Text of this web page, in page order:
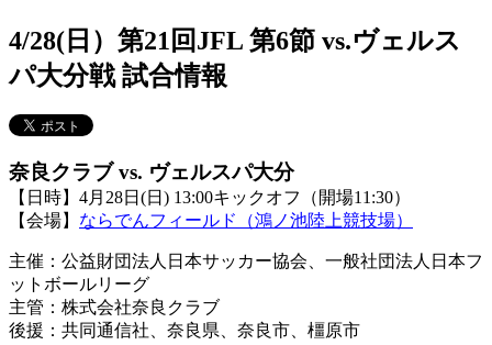
4/28(日）第21回JFL 第6節 vs.ヴェルス
パ大分戦 試合情報
奈良クラブ vs. ヴェルスパ大分
【日時】4月28日(日) 13:00キックオフ（開場11:30）
【会場】 ならでんフィールド（鴻ノ池陸上競技場）
主催：公益財団法人日本サッカー協会、一般社団法人日本フ
ットボールリーグ
主管：株式会社奈良クラブ
後援：共同通信社、奈良県、奈良市、橿原市